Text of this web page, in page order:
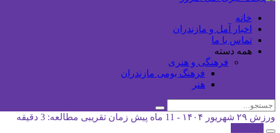
خانه
اخبار آمل و مازندران
تماس با ما
همه دسته
فرهنگی و هنری
فرهنگ بومی مازندران
هنر
ورزش ۲۹ شهریور ۱۴۰۴ - 11 ماه پیش
زمان تقریبی مطالعه: 3 دقیقه